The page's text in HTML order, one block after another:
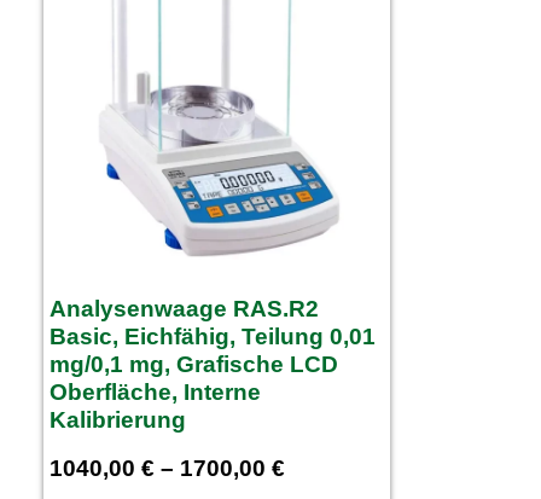
Analysenwaage RAS.R2
Basic, Eichfähig, Teilung 0,01
mg/0,1 mg, Grafische LCD
Oberfläche, Interne
Kalibrierung
1040,00 € – 1700,00 €